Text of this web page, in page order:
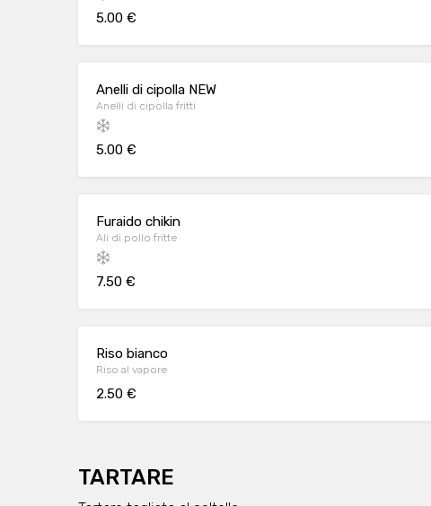
5.00 €
Anelli di cipolla NEW
Anelli di cipolla fritti
5.00 €
Furaido chikin
Ali di pollo fritte
7.50 €
Riso bianco
Riso al vapore
2.50 €
TARTARE